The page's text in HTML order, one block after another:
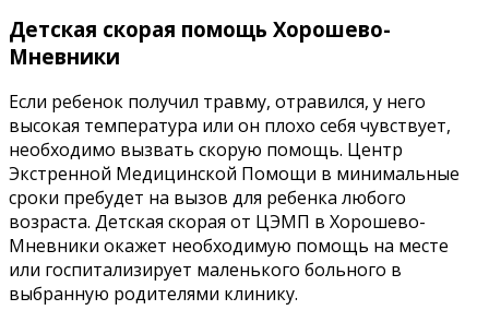
Детская скорая помощь Хорошево-
Мневники
Если ребенок получил травму, отравился, у него
высокая температура или он плохо себя чувствует,
необходимо вызвать скорую помощь. Центр
Экстренной Медицинской Помощи в минимальные
сроки пребудет на вызов для ребенка любого
возраста. Детская скорая от ЦЭМП в Хорошево-
Мневники окажет необходимую помощь на месте
или госпитализирует маленького больного в
выбранную родителями клинику.